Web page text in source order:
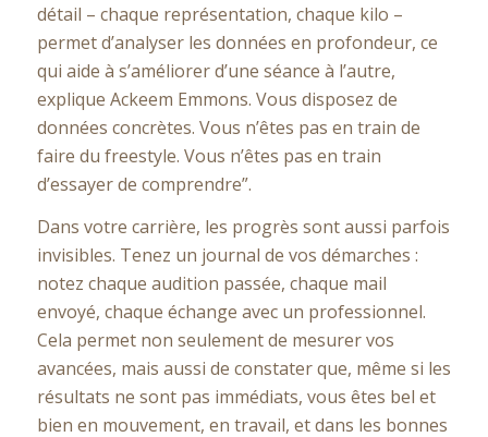
détail – chaque représentation, chaque kilo –
permet d’analyser les données en profondeur, ce
qui aide à s’améliorer d’une séance à l’autre,
explique Ackeem Emmons. Vous disposez de
données concrètes. Vous n’êtes pas en train de
faire du freestyle. Vous n’êtes pas en train
d’essayer de comprendre”.
Dans votre carrière, les progrès sont aussi parfois
invisibles. Tenez un journal de vos démarches :
notez chaque audition passée, chaque mail
envoyé, chaque échange avec un professionnel.
Cela permet non seulement de mesurer vos
avancées, mais aussi de constater que, même si les
résultats ne sont pas immédiats, vous êtes bel et
bien en mouvement, en travail, et dans les bonnes